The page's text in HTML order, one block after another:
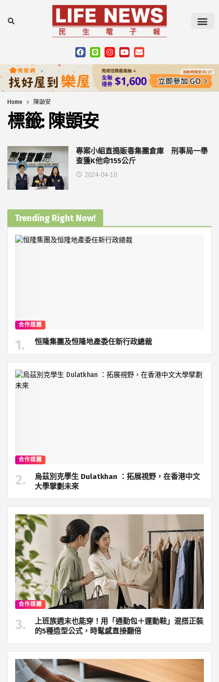
Home 陳顗安
標籤: 陳顗安
專案小組直搗販毒集團倉庫 刑事局一舉
查獲K他命155公斤
2024-04-10
Trending Right Now!
合作媒體
恒隆集團及恒隆地產委任新行政總裁
合作媒體
烏茲別克學生 Dulatkhan ：拓展視野，在香港中文
大學擘劃未來
合作媒體
上班族週末也能穿！用「通勤包＋運動鞋」混搭正裝
的5種造型公式，時髦感直接翻倍